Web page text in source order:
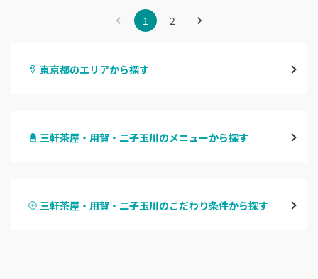
1 2
東京都のエリアから探す
原宿
三軒茶屋・用賀・二子玉川のメニューから探す
ハンドスカルプ
三軒茶屋・用賀・二子玉川のこだわり条件から探す